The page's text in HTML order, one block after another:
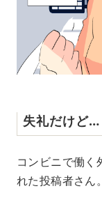
失礼だけど…
コンビニで働く
れた投稿者さん。